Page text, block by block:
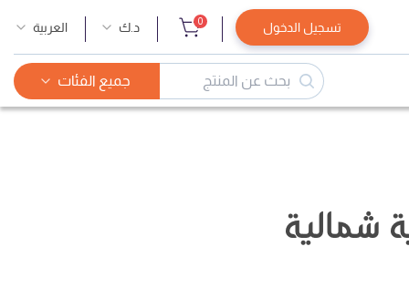
تسجيل الدخول 0 د.ك العربية
جميع الفئات
شمالية